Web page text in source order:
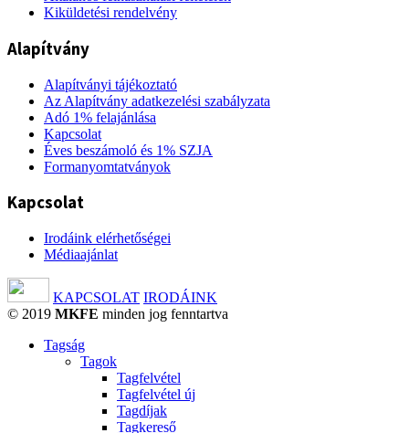
Kiküldetési rendelvény
Alapítvány
Alapítványi tájékoztató
Az Alapítvány adatkezelési szabályzata
Adó 1% felajánlása
Kapcsolat
Éves beszámoló és 1% SZJA
Formanyomtatványok
Kapcsolat
Irodáink elérhetőségei
Médiaajánlat
KAPCSOLAT IRODÁINK
© 2019 MKFE minden jog fenntartva
Tagság
Tagok
Tagfelvétel
Tagfelvétel új
Tagdíjak
Tagkereső